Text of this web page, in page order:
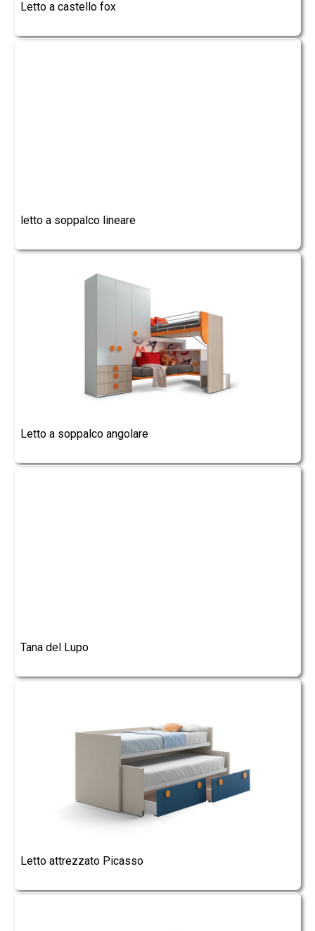
Letto a castello fox
letto a soppalco lineare
Letto a soppalco angolare
Tana del Lupo
Letto attrezzato Picasso